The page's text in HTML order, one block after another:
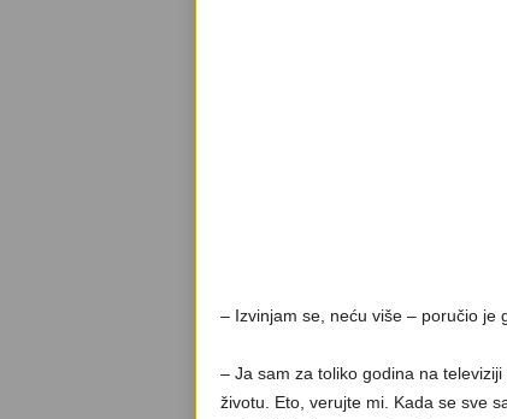
– Izvinjam se, neću više – poručio je
– Ja sam za toliko godina na
životu. Eto, verujte mi. Kada se sve